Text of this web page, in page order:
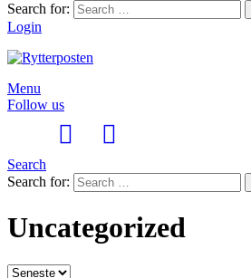
Search for:
Login
Menu
Follow us
Search
Search for:
Uncategorized